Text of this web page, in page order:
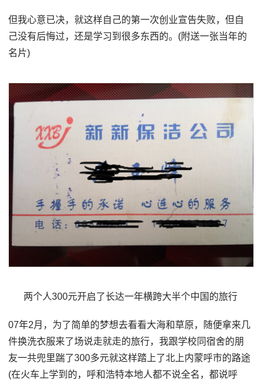
但我心意已决，就这样自己的第一次创业宣告失败，但自
己没有后悔过，还是学习到很多东西的。(附送一张当年的
名片)
两个人300元开启了长达一年横跨大半个中国的旅行
07年2月，为了简单的梦想去看看大海和草原，随便拿来几
件换洗衣服来了场说走就走的旅行，我跟学校同宿舍的朋
友一共兜里踹了300多元就这样踏上了北上内蒙呼市的路途
(在火车上学到的，呼和浩特本地人都不说全名，都说呼